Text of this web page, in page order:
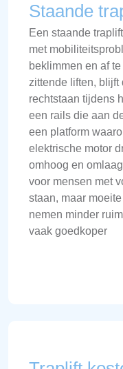
Staande
Een staande
met
beklimmen en af
zittende liften,
rechtstaan tijdens
een rails die aan
een platform
elektrische motor
omhoog en
voor mensen met
staan, maar
nemen minder
vaak goedkoper